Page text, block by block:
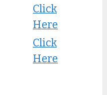
Click
Here
Click
Here